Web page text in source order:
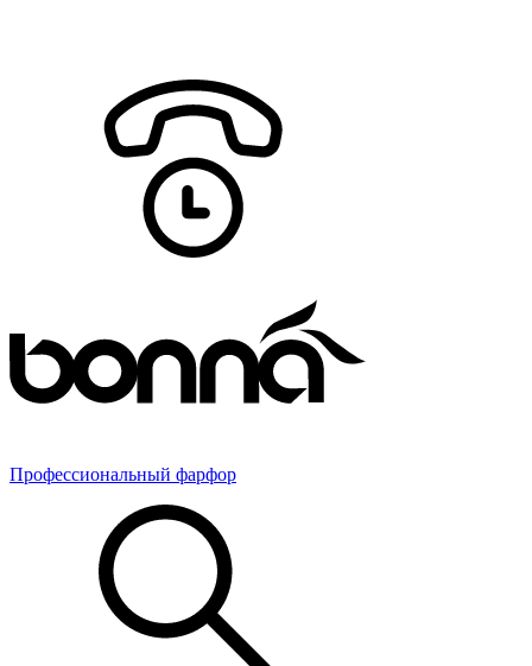
Профессиональный фарфор